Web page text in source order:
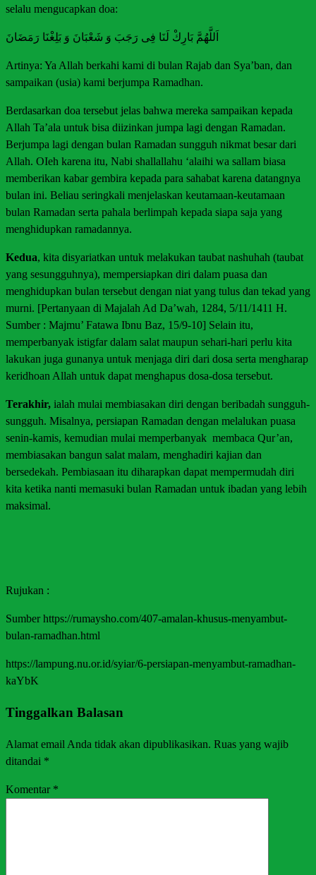
selalu mengucapkan doa:
Artinya: Ya Allah berkahi kami di bulan Rajab dan Sya’ban, dan
sampaikan (usia) kami berjumpa Ramadhan.
Berdasarkan doa tersebut jelas bahwa mereka sampaikan kepada
Allah Ta’ala untuk bisa diizinkan jumpa lagi dengan Ramadan.
Berjumpa lagi dengan bulan Ramadan sungguh nikmat besar dari
Allah. OIeh karena itu, Nabi shallallahu ‘alaihi wa sallam biasa
memberikan kabar gembira kepada para sahabat karena datangnya
bulan ini. Beliau seringkali menjelaskan keutamaan-keutamaan
bulan Ramadan serta pahala berlimpah kepada siapa saja yang
menghidupkan ramadannya.
Kedua, kita disyariatkan untuk melakukan taubat nashuhah (taubat
yang sesungguhnya), mempersiapkan diri dalam puasa dan
menghidupkan bulan tersebut dengan niat yang tulus dan tekad yang
murni. [Pertanyaan di Majalah Ad Da’wah, 1284, 5/11/1411 H.
Sumber : Majmu’ Fatawa Ibnu Baz, 15/9-10] Selain itu,
memperbanyak istigfar dalam salat maupun sehari-hari perlu kita
lakukan juga gunanya untuk menjaga diri dari dosa serta mengharap
keridhoan Allah untuk dapat menghapus dosa-dosa tersebut.
Terakhir, ialah mulai membiasakan diri dengan beribadah sungguh-
sungguh. Misalnya, persiapan Ramadan dengan melalukan puasa
senin-kamis, kemudian mulai memperbanyak membaca Qur’an,
membiasakan bangun salat malam, menghadiri kajian dan
bersedekah. Pembiasaan itu diharapkan dapat mempermudah diri
kita ketika nanti memasuki bulan Ramadan untuk ibadan yang lebih
maksimal.
Rujukan :
Sumber https://rumaysho.com/407-amalan-khusus-menyambut-
bulan-ramadhan.html
https://lampung.nu.or.id/syiar/6-persiapan-menyambut-ramadhan-
kaYbK
Tinggalkan Balasan
Alamat email Anda tidak akan dipublikasikan. Ruas yang wajib
ditandai *
Komentar *